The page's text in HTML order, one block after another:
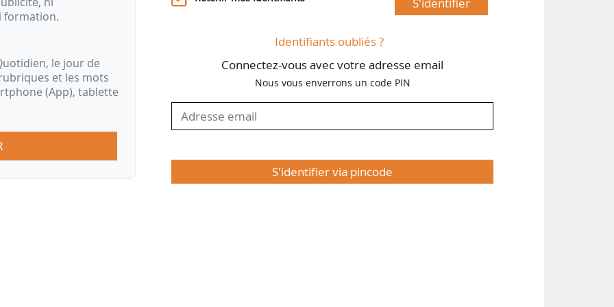
formation.
le jour de
et les mots
(App), tablette
Identifiants oubliés ?
Connectez-vous avec votre adresse email
Nous vous enverrons un code PIN
S'identifier via pincode